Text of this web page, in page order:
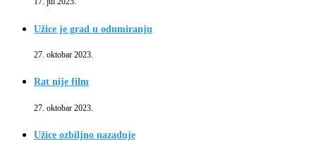
Užice je grad u odumiranju
27. oktobar 2023.
Rat nije film
27. oktobar 2023.
Užice ozbiljno nazaduje